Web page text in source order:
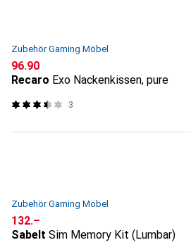
Zubehör Gaming Möbel
CHF
96.90
Recaro Exo Nackenkissen, pure
3
Zubehör Gaming Möbel
CHF
132.–
Sabelt Sim Memory Kit (Lumbar)